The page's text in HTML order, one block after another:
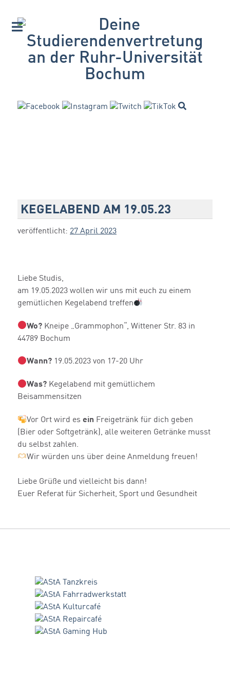
KEGELABEND AM 19.05.23
veröffentlicht: 27 April 2023
Liebe Studis,
am 19.05.2023 wollen wir uns mit euch zu einem
gemütlichen Kegelabend treffen
Wo? Kneipe „Grammophon“, Wittener Str. 83 in
44789 Bochum
Wann? 19.05.2023 von 17-20 Uhr
Was? Kegelabend mit gemütlichem
Beisammensitzen
Vor Ort wird esein Freigetränk für dich geben
(Bier oder Softgetränk), alle weiteren Getränke musst
du selbst zahlen.
Wir würden uns über deine Anmeldung freuen!
Liebe Grüße und vielleicht bis dann!
Euer Referat für Sicherheit, Sport und Gesundheit